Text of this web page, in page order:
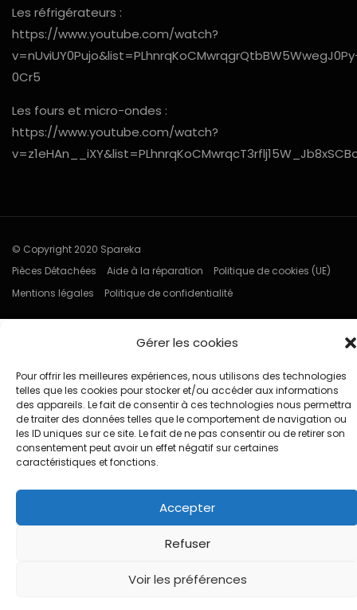
Gérer les cookies
Pour offrir les meilleures expériences, nous utilisons des technologies
telles que les cookies pour stocker et/ou accéder aux informations
des appareils. Le fait de consentir à ces technologies nous permettra
de traiter des données telles que le comportement de navigation ou
les ID uniques sur ce site. Le fait de ne pas consentir ou de retirer son
consentement peut avoir un effet négatif sur certaines
caractéristiques et fonctions.
Accepter
Refuser
Voir les préférences
Les réfrigérateurs :
https://www.youtube.com/watch?
0Cr5
Les fours et micro-ondes :
https://www.youtube.com/watch?
© Copyright 2020 Spareka
Pièces Détachées
Aide à la réparation
Politique de cookies (UE)
Mentions légales
Politique de confidentialité